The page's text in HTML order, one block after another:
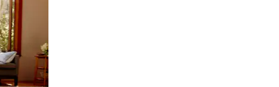
или со лизгање.